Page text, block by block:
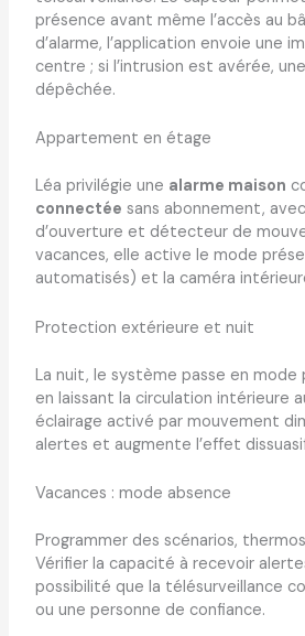
présence avant même l’accès au
d’alarme, l’application envoie une
centre ; si l’intrusion est avérée,
dépêchée.
Appartement en étage
Léa privilégie une alarme maison
connectée sans abonnement,
d’ouverture et détecteur de
vacances, elle active le mode
automatisés) et la caméra
Protection extérieure et nuit
La nuit, le système passe en
en laissant la circulation intérieure
éclairage activé par mouvement
alertes et augmente l’effet
Vacances : mode absence
Programmer des scénarios,
Vérifier la capacité à recevoir
possibilité que la télésurveillance
ou une personne de confiance.